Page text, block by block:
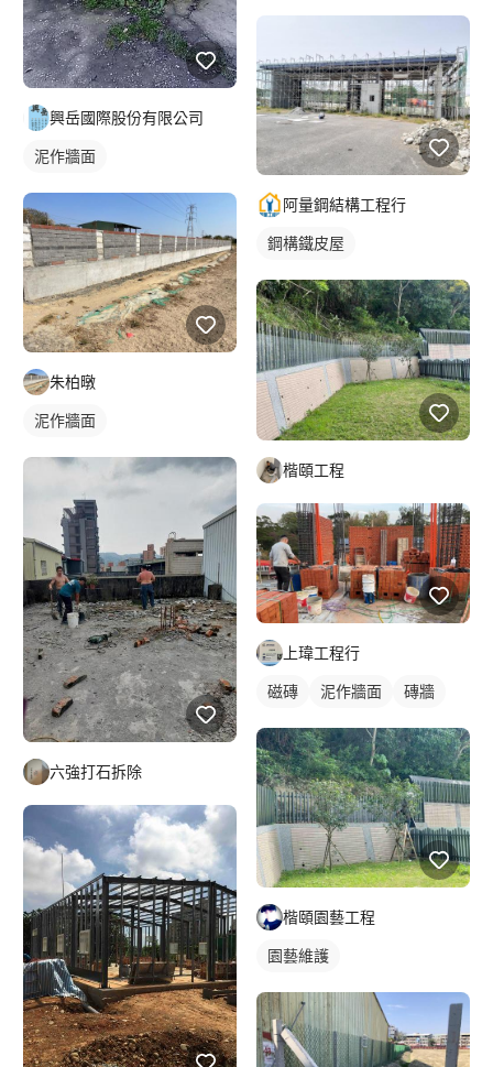
興岳國際股份有限公司
泥作牆面
朱柏暾
泥作牆面
六強打石拆除
阿量鋼結構工程行
鋼構鐵皮屋
楷頤工程
上瑋工程行
磁磚 泥作牆面 磚牆
楷頤園藝工程
園藝維護